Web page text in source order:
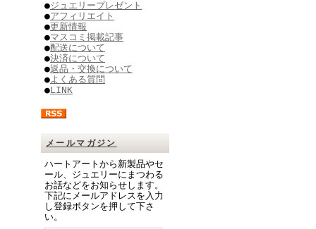
●ジュエリープレゼント
●アフィリエイト
●更新情報
●マスコミ掲載記事
●配送について
●決済について
●返品・交換について
●よくある質問
●LINK
メールマガジン
ハートアートから新製品やセ
ール、ジュエリーにまつわる
お話などをお知らせします。
下記にメールアドレスを入力
し登録ボタンを押して下さ
い。